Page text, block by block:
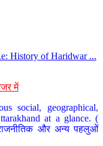
History of Haridwar ...
में
social, geographical,
at a glance. (
और अन्य पहलुओं